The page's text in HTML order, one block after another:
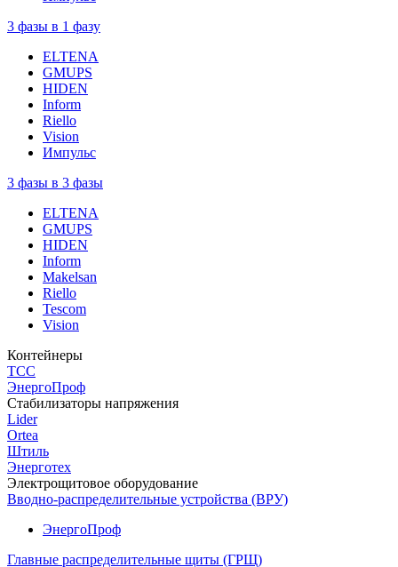
3 фазы в 1 фазу
ELTENA
GMUPS
HIDEN
Inform
Riello
Vision
Импульс
3 фазы в 3 фазы
ELTENA
GMUPS
HIDEN
Inform
Makelsan
Riello
Tescom
Vision
Контейнеры
ТСС
ЭнергоПроф
Стабилизаторы напряжения
Lider
Ortea
Штиль
Энерготех
Электрощитовое оборудование
Вводно-распределительные устройства (ВРУ)
ЭнергоПроф
Главные распределительные щиты (ГРЩ)